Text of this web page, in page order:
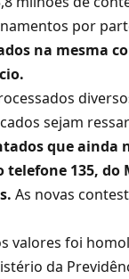
por
na mesma
sejam
que
telefone 135,
As novas
valores foi
da